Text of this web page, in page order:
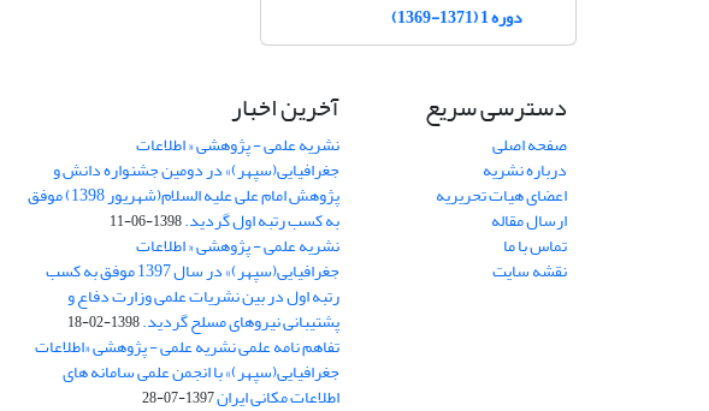
دوره 1 (1371-1369)
دسترسی سریع
صفحه اصلی
درباره نشریه
اعضای هیات تحریریه
ارسال مقاله
تماس با ما
نقشه سایت
آخرین اخبار
نشریه علمی - پژوهشی « اطلاعات
جغرافیایی(سپهر)» در دومین جشنواره دانش و
پژوهش امام علی علیه السلام(شهریور 1398) موفق
به کسب رتبه اول گردید.1398-06-11
نشریه علمی - پژوهشی « اطلاعات
جغرافیایی(سپهر)» در سال 1397 موفق به کسب
رتبه اول در بین نشریات علمی وزارت دفاع و
پشتیبانی نیروهای مسلح گردید.1398-02-18
تفاهم نامه علمی نشریه علمی - پژوهشی «اطلاعات
جغرافیایی(سپهر)» با انجمن علمی سامانه های
اطلاعات مکانی ایران1397-07-28